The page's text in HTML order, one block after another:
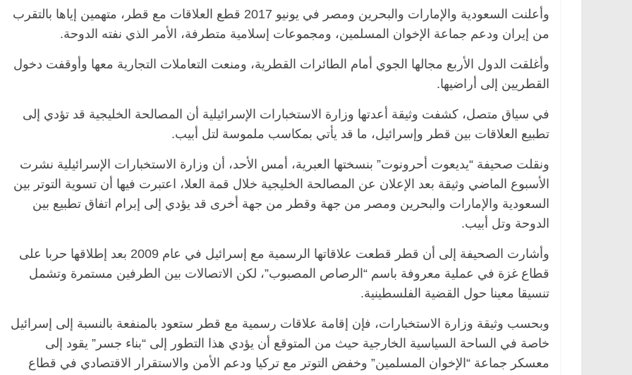
وأعلنت السعودية والإمارات والبحرين ومصر في يونيو 2017 قطع العلاقات مع قطر، متهمين إياها بالتقرب
من إيران ودعم جماعة الإخوان المسلمين، ومجموعات إسلامية متطرفة، الأمر الذي نفته الدوحة.
وأغلقت الدول الأربع مجالها الجوي أمام الطائرات القطرية، ومنعت التعاملات التجارية معها وأوقفت دخول
القطريين إلى أراضيها.
في سياق متصل، كشفت وثيقة أعدتها وزارة الاستخبارات الإسرائيلية أن المصالحة الخليجية قد تؤدي إلى
تطبيع العلاقات بين قطر وإسرائيل، ما قد يأتي بمكاسب ملموسة لتل أبيب.
ونقلت صحيفة “يديعوت أحرونوت” بنسختها العبرية، أمس الأحد، أن وزارة الاستخبارات الإسرائيلية نشرت
الأسبوع الماضي وثيقة بعد الإعلان عن المصالحة الخليجية خلال قمة العلا، اعتبرت فيها أن تسوية التوتر بين
السعودية والإمارات والبحرين ومصر من جهة وقطر من جهة أخرى قد يؤدي إلى إبرام اتفاق تطبيع بين
الدوحة وتل أبيب.
وأشارت الصحيفة إلى أن قطر قطعت علاقاتها الرسمية مع إسرائيل في عام 2009 بعد إطلاقها حربا على
قطاع غزة في عملية معروفة باسم “الرصاص المصبوب”، لكن الاتصالات بين الطرفين مستمرة وتشمل
تنسيقا معينا حول القضية الفلسطينية.
وبحسب وثيقة وزارة الاستخبارات، فإن إقامة علاقات رسمية مع قطر ستعود بالمنفعة بالنسبة إلى إسرائيل
خاصة في الساحة السياسية الخارجية حيث من المتوقع أن يؤدي هذا التطور إلى “بناء جسر” يقود إلى
معسكر جماعة “الإخوان المسلمين” وخفض التوتر مع تركيا ودعم الأمن والاستقرار الاقتصادي في قطاع